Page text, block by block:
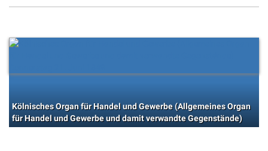
Kölnisches Organ für Handel und Gewerbe (Allgemeines Organ
für Handel und Gewerbe und damit verwandte Gegenstände)